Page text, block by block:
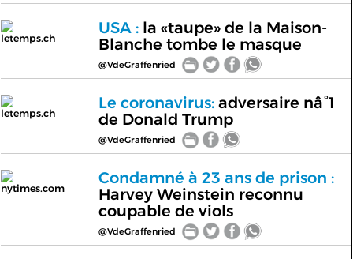
letemps.ch
USA :la «taupe» de la Maison-
Blanche tombe le masque
@VdeGraffenried
letemps.ch
Le coronavirus:adversaire nâ°1
de Donald Trump
@VdeGraffenried
nytimes.com
Condamné à 23 ans de prison :
Harvey Weinstein reconnu
coupable de viols
@VdeGraffenried